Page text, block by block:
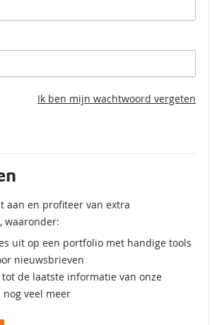
Ik ben mijn wachtwoord vergeten
aan en profiteer van extra
waaronder:
uit op een portfolio met handige tools
nieuwsbrieven
de laatste informatie van onze
veel meer